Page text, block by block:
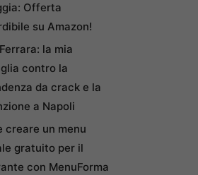
Offerta
su Amazon!
la mia
contro la
da crack e la
a Napoli
creare un menu
gratuito per il
con MenuForma